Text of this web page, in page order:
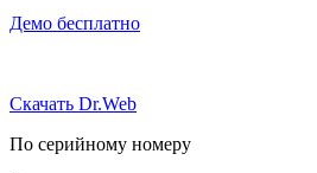
Демо бесплатно
Скачать Dr.Web
По серийному номеру